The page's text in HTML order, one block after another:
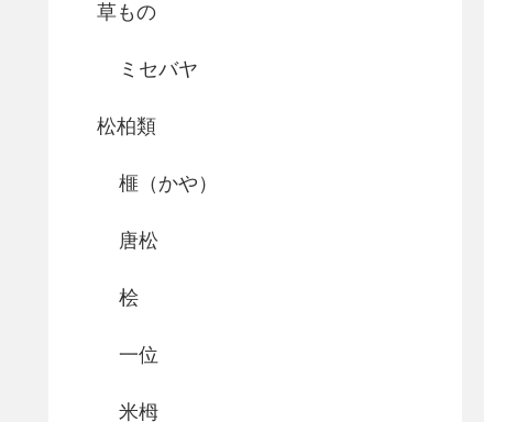
草もの
ミセバヤ
松柏類
榧（かや）
唐松
桧
一位
米栂